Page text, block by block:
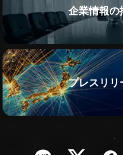
企業情報の
プレスリリ